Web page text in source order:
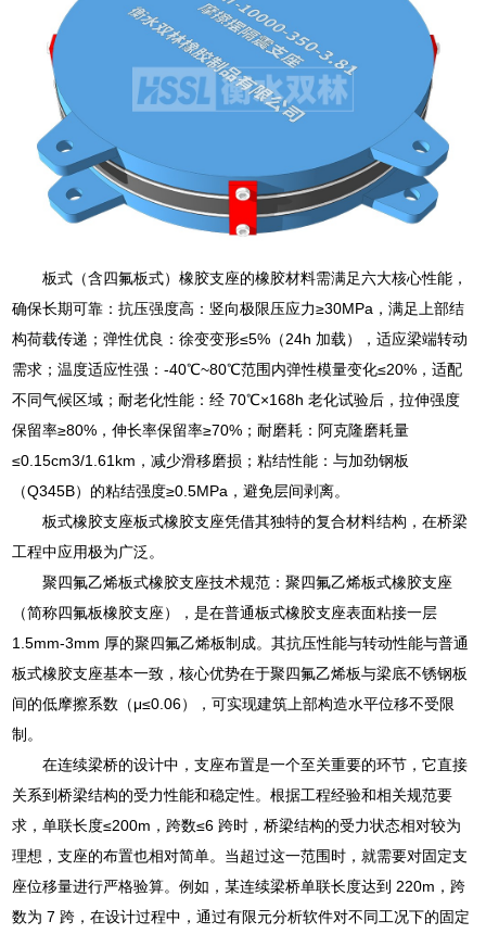
板式（含四氟板式）橡胶支座的橡胶材料需满足六大核心性能，
确保长期可靠：抗压强度高：竖向极限压应力≥30MPa，满足上部结
构荷载传递；弹性优良：徐变变形≤5%（24h 加载），适应梁端转动
需求；温度适应性强：-40℃~80℃范围内弹性模量变化≤20%，适配
不同气候区域；耐老化性能：经 70℃×168h 老化试验后，拉伸强度
保留率≥80%，伸长率保留率≥70%；耐磨耗：阿克隆磨耗量
≤0.15cm3/1.61km，减少滑移磨损；粘结性能：与加劲钢板
（Q345B）的粘结强度≥0.5MPa，避免层间剥离。
板式橡胶支座板式橡胶支座凭借其独特的复合材料结构，在桥梁
工程中应用极为广泛。
聚四氟乙烯板式橡胶支座技术规范：聚四氟乙烯板式橡胶支座
（简称四氟板橡胶支座），是在普通板式橡胶支座表面粘接一层
1.5mm-3mm 厚的聚四氟乙烯板制成。其抗压性能与转动性能与普通
板式橡胶支座基本一致，核心优势在于聚四氟乙烯板与梁底不锈钢板
间的低摩擦系数（μ≤0.06），可实现建筑上部构造水平位移不受限
制。
在连续梁桥的设计中，支座布置是一个至关重要的环节，它直接
关系到桥梁结构的受力性能和稳定性。根据工程经验和相关规范要
求，单联长度≤200m，跨数≤6 跨时，桥梁结构的受力状态相对较为
理想，支座的布置也相对简单。当超过这一范围时，就需要对固定支
座位移量进行严格验算。例如，某连续梁桥单联长度达到 220m，跨
数为 7 跨，在设计过程中，通过有限元分析软件对不同工况下的固定